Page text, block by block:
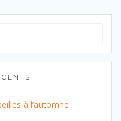
à l’automne